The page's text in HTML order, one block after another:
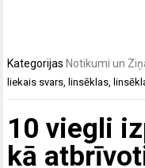
KategorijasNotikumi un
liekais svars ,linsēklas ,
10 viegli
kā